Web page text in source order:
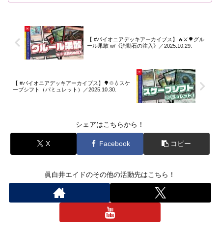
【 #パイオニアデッキアーカイブス】🔥⚔🌳グル
ール果敢 w/《流動石の注入》／2025.10.29.
【 #パイオニアデッキアーカイブス】🌳♲💧スケ
ープシフト（パミュレット）／2025.10.30.
シェアはこちらから！
X Facebook コピー
眞白井エイドのその他の活動先はこちら！